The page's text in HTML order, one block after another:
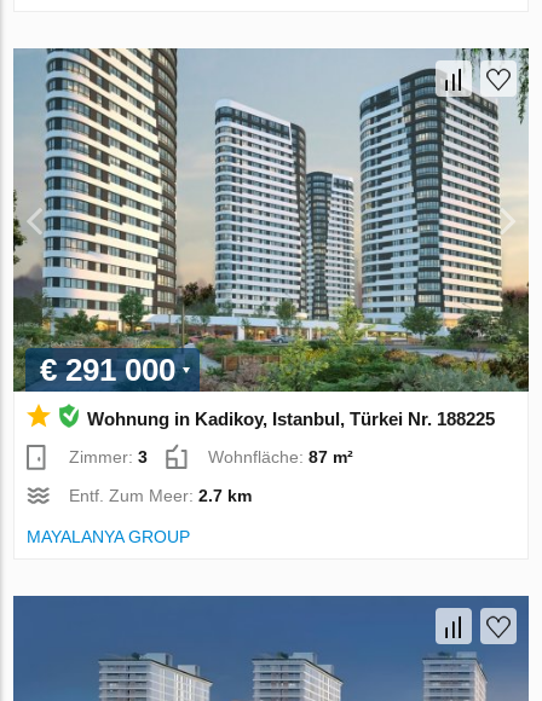
€ 291 000
Wohnung in Kadikoy, Istanbul, Türkei Nr. 188225
Zimmer:3 Wohnfläche:87 m²
Entf. Zum Meer:2.7 km
MAYALANYA GROUP